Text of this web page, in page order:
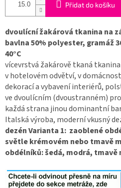
Přidat do košíku
dvoulícní žakárová tkanina na
bavlna 50% polyester, gramáž
40°C
vícevrstvá žakárově tkaná
v hotelovém odvětví, v
dekorací a vybavení interiérů,
ve dvoulícním (dvoustranném)
každá strana jinou dominantní
Italská výroba, moderní vkusný
dezén Varianta 1: zaoblené
světle krémovém nebo tmavě
obdélníků: šedá, modrá, tmavě